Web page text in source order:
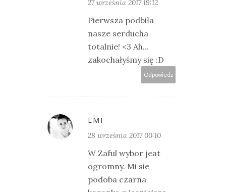
27 września 2017 19:12
Pierwsza podbiła
nasze serducha
totalnie! <3 Ah...
zakochałyśmy się :D
Odpowiedz
EMI
28 września 2017 00:10
W Zaful wybor jeat
ogromny. Mi sie
podoba czarna